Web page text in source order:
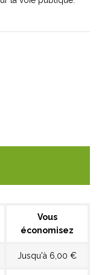
Vous
économisez
Jusqu'à 6,00 €